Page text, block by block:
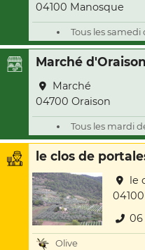
04100 Manosque
Tous les samedi
Marché d'Oraison
Marché
04700 Oraison
Tous les mardi
le clos de
le
06
Olive